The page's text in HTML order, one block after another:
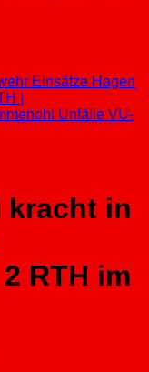
Einsätze Hagen
|
Unfälle VU-
kracht in
RTH im